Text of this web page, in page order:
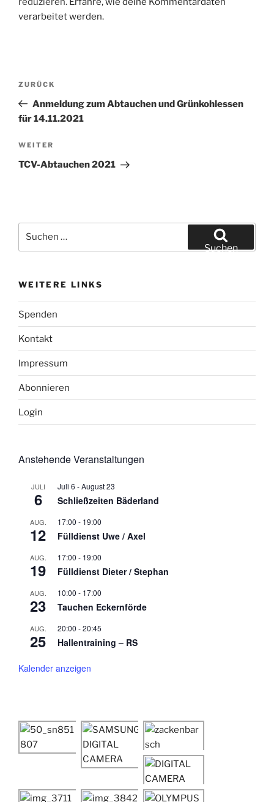
verarbeitet werden.
Beitragsnavigation
Vorheriger
Beitrag
ZURÜCK
Anmeldung zum Abtauchen und Grünkohlessen
für 14.11.2021
Nächster
Beitrag
WEITER
TCV-Abtauchen 2021
nach:
Suchen
WEITERE LINKS
Spenden
Kontakt
Impressum
Abonnieren
Login
Anstehende Veranstaltungen
JULI
6
Juli 6 -August 23
Schließzeiten Bäderland
AUG.
12
17:00 - 19:00
Fülldienst Uwe / Axel
AUG.
19
17:00 - 19:00
Fülldienst Dieter / Stephan
AUG.
23
10:00 - 17:00
Tauchen Eckernförde
AUG.
25
20:00 -20:45
Hallentraining – RS
Kalender anzeigen